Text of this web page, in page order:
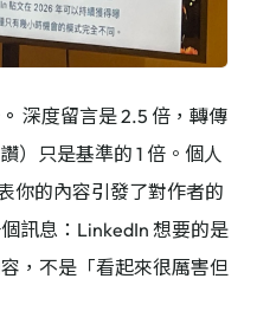
深度留言是 2.5 倍，轉傳
）只是基準的 1 倍。個人
你的內容引發了對作者的
訊息：LinkedIn 想要的是
，不是「看起來很厲害但